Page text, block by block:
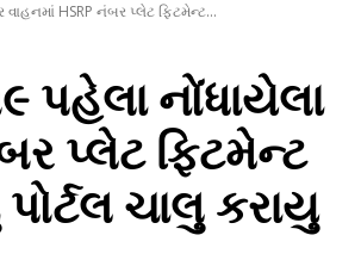
વાહનમાં HSRP નંબર પ્લેટ ફિટમેન્ટ...
પહેલા નોંધાયેલા
પ્લેટ ફિટમેન્ટ
ચાલુ કરાયુ